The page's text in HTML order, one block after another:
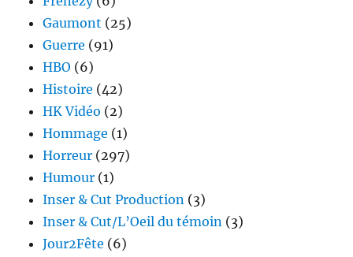
Gaumont (25)
Guerre (91)
HBO (6)
Histoire (42)
HK Vidéo (2)
Hommage (1)
Horreur (297)
Humour (1)
Inser & Cut Production (3)
Inser & Cut/L’Oeil du témoin (3)
Jour2Fête (6)